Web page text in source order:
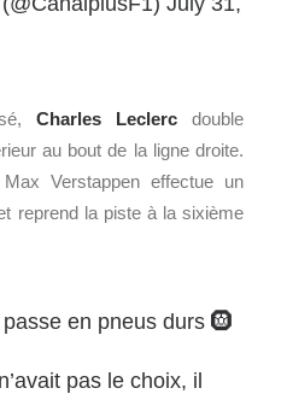
Charles Leclerc double
au bout de la ligne droite.
Verstappen effectue un
reprend la piste à la sixième
passe en pneus durs 🛞
pas le choix, il